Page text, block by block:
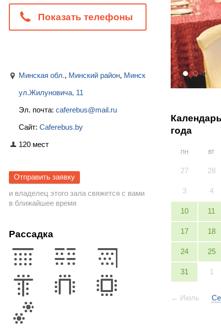
Показать телефоны
Минская обл., Минский район, Минск
ул.Жилуновича, 11
Эл. почта: caferebus@mail.ru
Сайт: Caferebus.by
120 мест
Отправить заявку
и владелец этого зала свяжется с вами
в ближайшее время
Рассадка
года
← Июль
ПН ВТ
27 28
3 4
10 11
17 18
24 25
31 1